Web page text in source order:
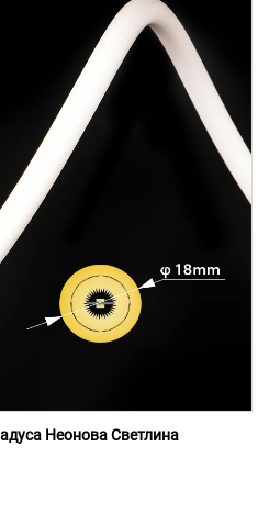
Неонова Светлина